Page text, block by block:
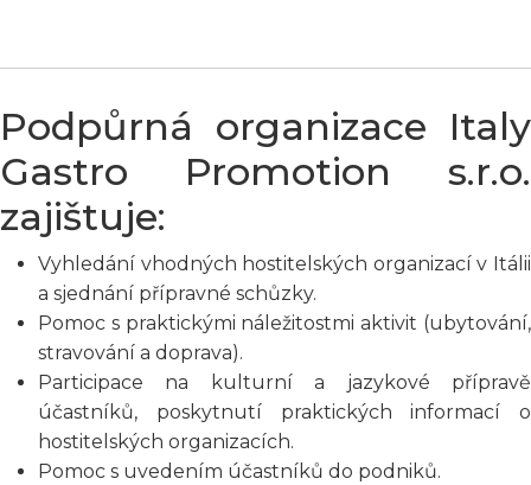
Podpůrná organizace Italy
Gastro Promotion s.r.o.
zajištuje:
Vyhledání vhodných hostitelských organizací v Itálii
a sjednání přípravné schůzky.
Pomoc s praktickými náležitostmi aktivit (ubytování,
stravování a doprava).
Participace na kulturní a jazykové přípravě
účastníků, poskytnutí praktických informací o
hostitelských organizacích.
Pomoc s uvedením účastníků do podniků.